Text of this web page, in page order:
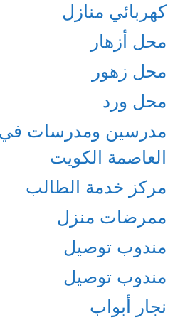
كهربائي منازل
محل أزهار
محل زهور
محل ورد
مدرسين ومدرسات
العاصمة الكويت
مركز خدمة الطالب
ممرضات منزل
مندوب توصيل
مندوب توصيل
نجار أبواب